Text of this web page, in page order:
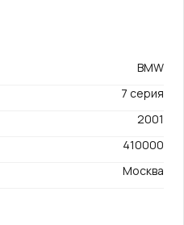
BMW
7 серия
2001
410000
Москва